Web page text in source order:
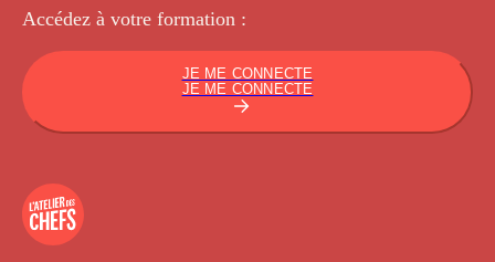
Accédez à votre formation :
JE ME CONNECTE
JE ME CONNECTE